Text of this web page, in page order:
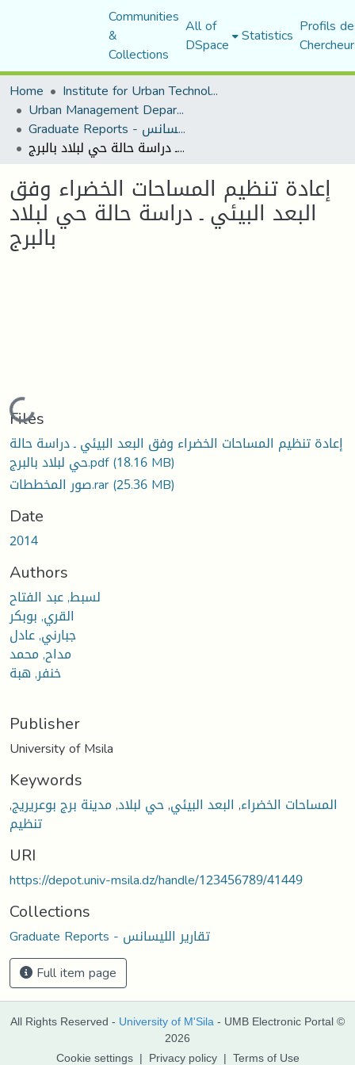
Communities
&
Collections
All of
DSpace Statistics Profils
Home
Institute for Urban Technology Management
Urban Management Department
Graduate Reports - تقارير الليسانس
إعادة تنظيم المساحات الخضراء وفق البعد البيئي ـ دراسة حالة حي لبلاد بالبرج
إعادة تنظيم المساحات الخضراء وفق
البعد البيئي ـ دراسة حالة حي لبلاد
بالبرج
Loading...
Files
إعادة تنظيم المساحات الخضراء وفق البعد البيئي ـ دراسة حالة
حي لبلاد بالبرج.pdf(18.16 MB)
صور المخططات.rar(25.36 MB)
Date
2014
Authors
لسبط, عبد الفتاح
القري, بوبكر
جبارني, عادل
مداح, محمد
خنفر, هبة
Publisher
University of Msila
Keywords
المساحات الخضراء, البعد البيئي,حي لبلاد,مدينة برج بوعريريج,
تنظيم
URI
https://depot.univ-msila.dz/handle/123456789/41449
Collections
Graduate Reports - تقارير الليسانس
Full item page
All Rights Reserved - University of M'Sila - UMB Electronic Portal ©
2026
Cookie settings | Privacy policy | Terms of Use